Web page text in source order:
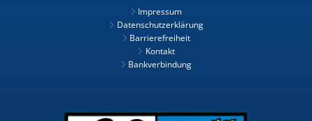
Impressum
Datenschutzerklärung
Barrierefreiheit
Kontakt
Bankverbindung